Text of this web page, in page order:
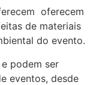
oferecem
de materiais
do evento.
podem ser
eventos, desde